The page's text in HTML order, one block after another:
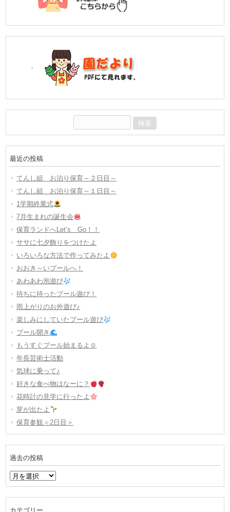
索:
最近の投稿
てんし組 お泊り保育～２日目～
てんし組 お泊り保育～１日目～
1学期終業式
7月生まれの誕生会
保育ランドへLet’s Go！！
ササに七夕飾りをつけたよ
いろいろな方法で作ってみたよ
おおき～いプールへ！
あわあわ泡遊び
待ちに待ったプール遊び！
雨上がりのお外遊び♪
楽しみにしていたプール遊び
プール開き
もうすぐプール始まるよ☺
年長芸術士活動
気球に乗って♪
好きな食べ物はなーに？
花時計の見学に行ったよ
芽が出たよ
保育参観＜2日目＞
過去の投稿
過
去
カテゴリー